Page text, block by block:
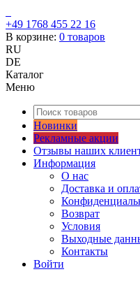
+49 1768 455 22 16
В корзине: 0 товаров
RU
DE
Каталог
Меню
Новинки
Рекламные акции
Отзывы наших
Информация
О нас
Доставка и
Возврат
Условия
Выходные
Контакты
Войти